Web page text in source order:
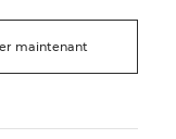
maintenant